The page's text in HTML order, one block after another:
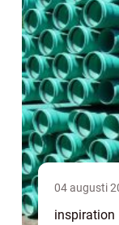
04 augusti
inspiration